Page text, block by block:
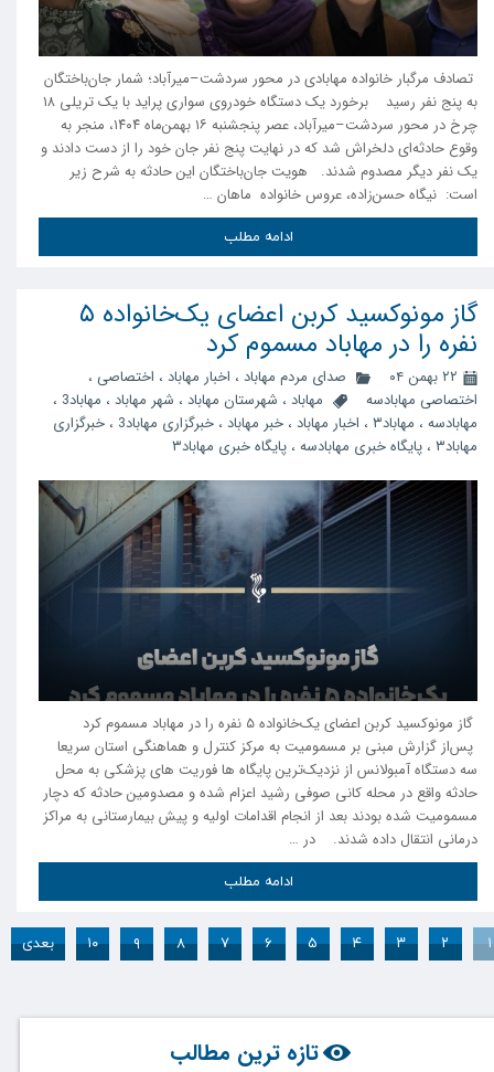
تصادف مرگبار خانواده مهابادی در محور سردشت–میرآباد؛ شمار جان‌باختگان
به پنج نفر رسید برخورد یک دستگاه خودروی سواری پراید با یک تریلی ۱۸
چرخ در محور سردشت–میرآباد، عصر پنجشنبه ۱۶ بهمن‌ماه ۱۴۰۴، منجر به
وقوع حادثه‌ای دلخراش شد که در نهایت پنج نفر جان خود را از دست دادند و
یک نفر دیگر مصدوم شدند. هویت جان‌باختگان این حادثه به شرح زیر
است: نیگاه حسن‌زاده، عروس خانواده ماهان …
ادامه مطلب
گاز مونوکسید کربن اعضای یک‌خانواده ۵
نفره را در مهاباد مسموم کرد
۲۲ بهمن ۰۴ صدای مردم مهاباد ، اخبار مهاباد ، اختصاصی ،
اختصاصی مهابادسه
مهاباد ، شهرستان مهاباد ، شهر مهاباد ، مهاباد3 ،
مهابادسه ، مهاباد۳ ، اخبار مهاباد ، خبر مهاباد ، خبرگزاری مهاباد3 ، خبرگزاری
مهاباد۳
، پایگاه خبری مهابادسه ، پایگاه خبری مهاباد۳
گاز مونوکسید کربن اعضای یک‌خانواده ۵ نفره را در مهاباد مسموم کرد
پس‌از گزارش مبنی بر مسمومیت به مرکز کنترل و هماهنگی استان سریعا
سه دستگاه آمبولانس از نزدیک‌ترین پایگاه ها فوریت های پزشکی به محل
حادثه واقع در محله کانی صوفی رشید اعزام شده و مصدومین حادثه که دچار
مسمومیت شده بودند بعد از انجام اقدامات اولیه و پیش بیمارستانی به مراکز
درمانی انتقال داده شدند. در …
ادامه مطلب
۱ ۲ ۳ ۴ ۵ ۶ ۷ ۸ ۹ ۱۰ بعدی
تازه ترین مطالب